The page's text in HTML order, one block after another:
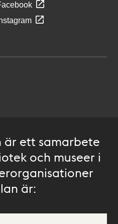
är ett samarbete
och museer i
är: